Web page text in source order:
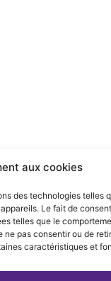
aux cookies
des technologies telles
Le fait de
telles que le
ne pas consentir ou de
caractéristiques et